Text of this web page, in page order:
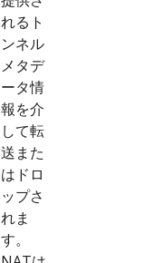
れるト
ンネル
メタデ
ータ情
報を介
して転
送また
はドロ
ップさ
れま
す。